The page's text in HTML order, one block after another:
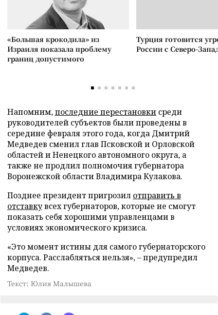
«Большая крокодила» из
Израиля показала проблему
границ допустимого
Турция готовится
России с Северо-
Напомним,последние перестановки среди
руководителей субъектов были проведены в
середине февраля этого года, когда Дмитрий
Медведев сменил глав Псковской и Орловской
областей и Ненецкого автономного округа, а
также не продлил полномочия губернатора
Воронежской области Владимира Кулакова.
Позднее президент пригрозил отправить в
отставкувсех губернаторов, которые не смогут
показать себя хорошими управленцами в
условиях экономического кризиса.
«Это момент истины для самого губернаторского
корпуса. Расслабляться нельзя», – предупредил
Медведев.
Текст: Юлия Малышева